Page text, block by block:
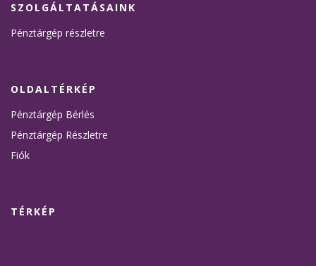
SZOLGÁLTATÁSAINK
Pénztárgép részletre
OLDALTÉRKÉP
Pénztárgép Bérlés
Pénztárgép Részletre
Fiók
TÉRKÉP